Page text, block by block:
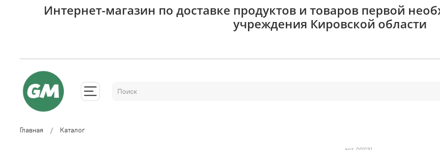
Интернет-магазин по доставке продуктов и товаров первой
учреждения Кировской области
Главная Каталог